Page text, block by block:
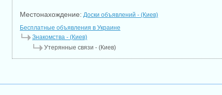
Местонахождение: Доски объявлений - (Киев)
Бесплатные объявления в Украине
Знакомства - (Киев)
Утерянные связи - (Киев)